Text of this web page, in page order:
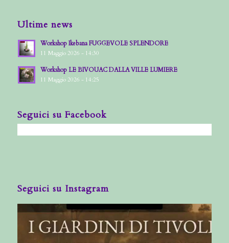
Ultime news
Workshop Ikebana FUGGEVOLE SPLENDORE
11 Maggio 2026 - 14:30
Workshop LE BIVOUAC DALLA VILLE LUMIERE
11 Maggio 2026 - 14:25
Seguici su Facebook
Seguici su Instagram